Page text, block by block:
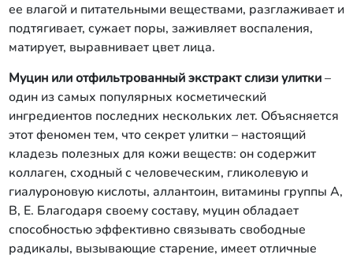
ее влагой и питательными веществами, разглаживает и
подтягивает, сужает поры, заживляет воспаления,
матирует, выравнивает цвет лица.
Муцин или отфильтрованный экстракт слизи улитки –
один из самых популярных косметический
ингредиентов последних нескольких лет. Объясняется
этот феномен тем, что секрет улитки – настоящий
кладезь полезных для кожи веществ: он содержит
коллаген, сходный с человеческим, гликолевую и
гиалуроновую кислоты, аллантоин, витамины группы А,
В, Е. Благодаря своему составу, муцин обладает
способностью эффективно связывать свободные
радикалы, вызывающие старение, имеет отличные